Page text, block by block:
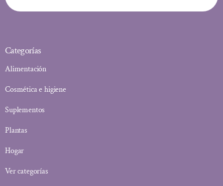
Categorías
Alimentación
Cosmética e higiene
Suplementos
Plantas
Hogar
Ver categorías